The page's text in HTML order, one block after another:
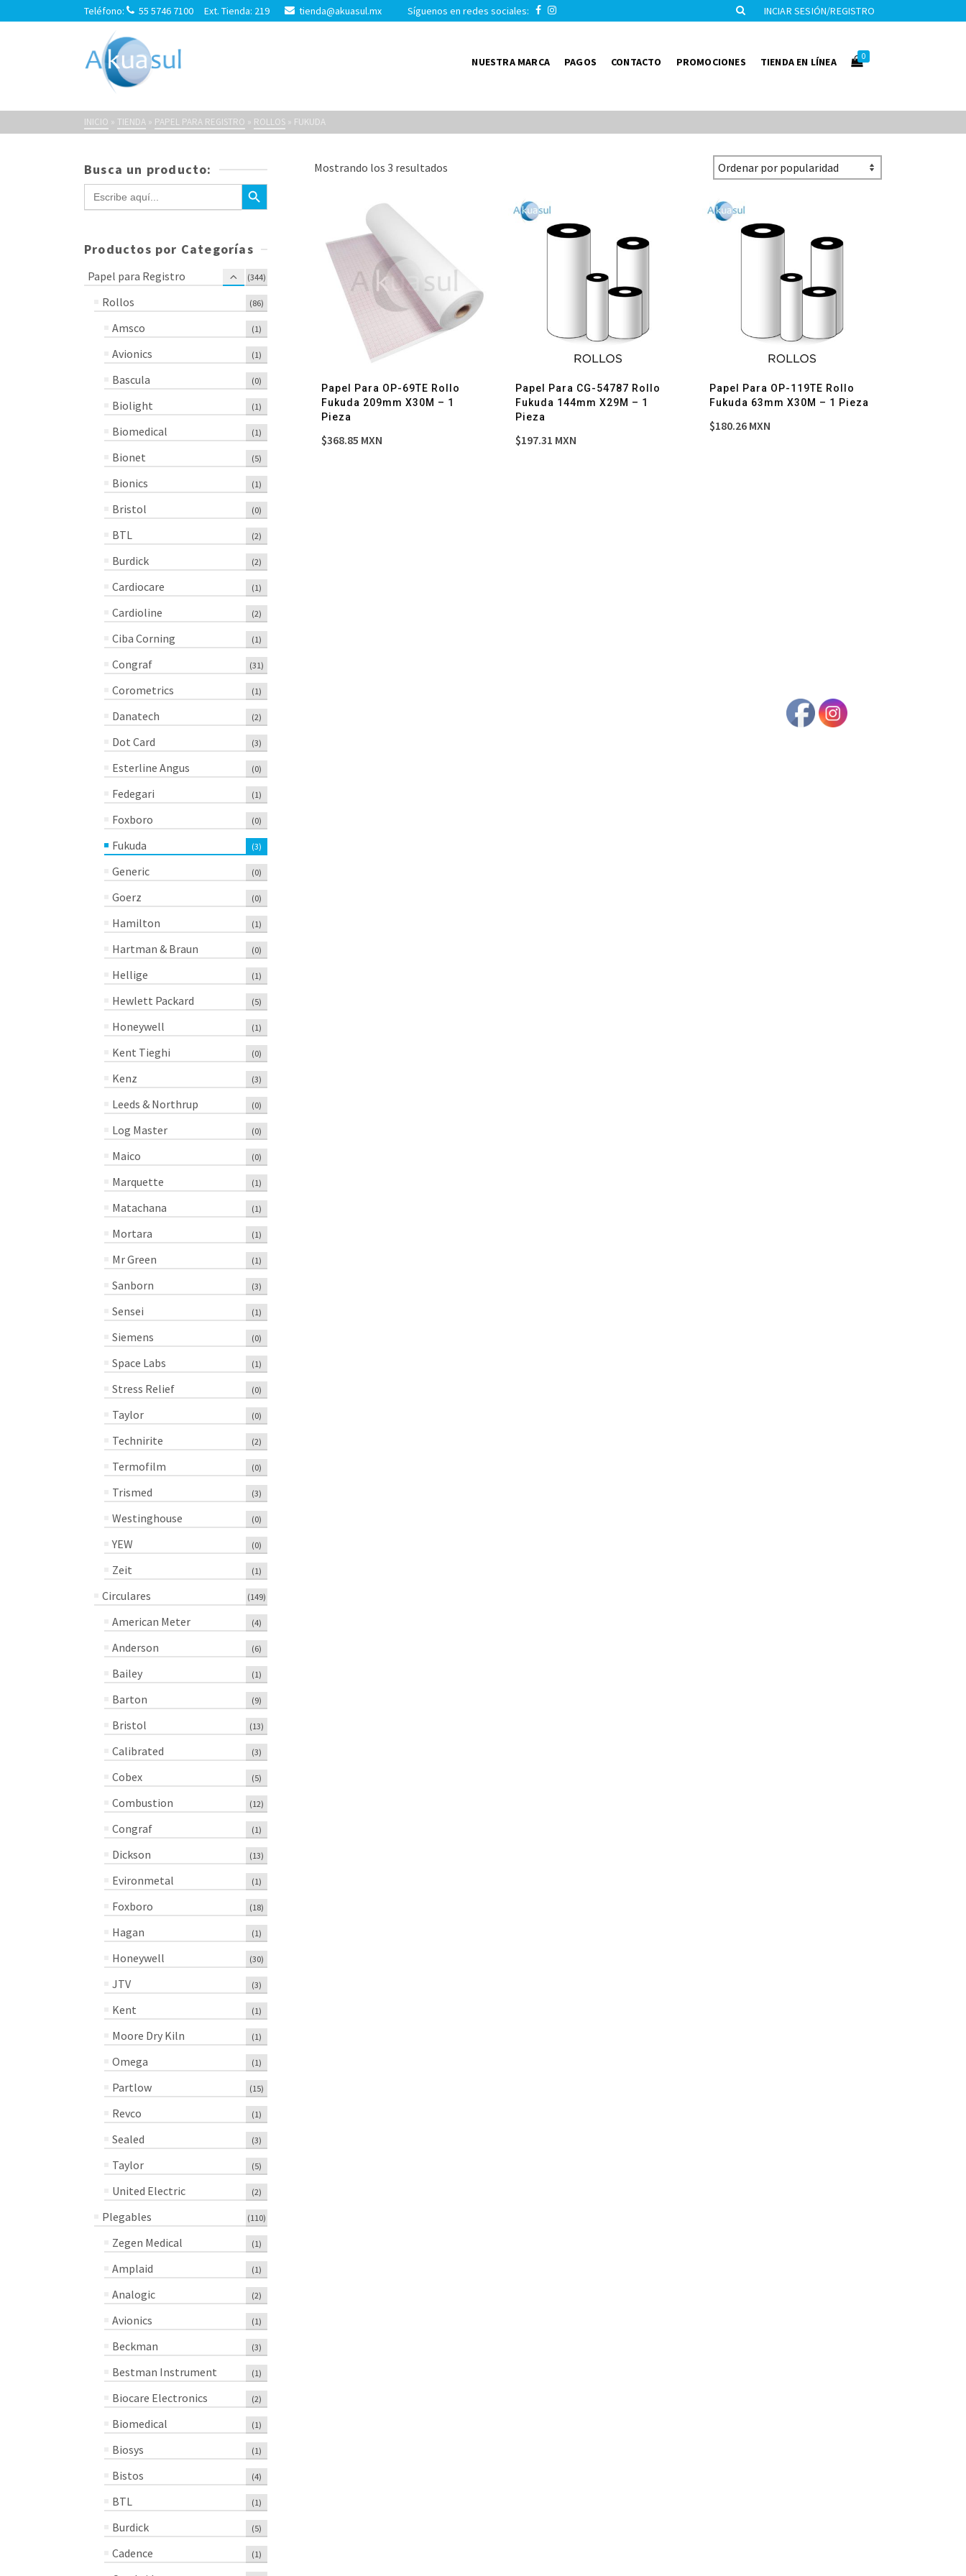
Teléfono: 55 5746 7100 Ext. Tienda: 219 tienda@akuasul.mx Síguenos en redes sociales: INCIAR SESIÓN/REGISTRO
NUESTRA MARCA PAGOS CONTACTO PROMOCIONES TIENDA EN LÍNEA 0
INICIO » TIENDA » PAPEL PARA REGISTRO » ROLLOS » FUKUDA
Mostrando los 3 resultados
Papel Para OP-69TE Rollo
Fukuda 209mm X30M – 1
Pieza
$368.85 MXN
Papel Para CG-54787 Rollo
Fukuda 144mm X29M – 1
Pieza
$197.31 MXN
Papel Para OP-119TE Rollo
Fukuda 63mm X30M – 1 Pieza
$180.26MXN
Busca un producto:
Buscar: Botón de búsqueda
Productos por Categorías
Papel para Registro (344)
Rollos (86)
Amsco (1)
Avionics (1)
Bascula (0)
Biolight (1)
Biomedical (1)
Bionet (5)
Bionics (1)
Bristol (0)
BTL (2)
Burdick (2)
Cardiocare (1)
Cardioline (2)
Ciba Corning (1)
Congraf (31)
Corometrics (1)
Danatech (2)
Dot Card (3)
Esterline Angus (0)
Fedegari (1)
Foxboro (0)
Fukuda (3)
Generic (0)
Goerz (0)
Hamilton (1)
Hartman & Braun (0)
Hellige (1)
Hewlett Packard (5)
Honeywell (1)
Kent Tieghi (0)
Kenz (3)
Leeds & Northrup (0)
Log Master (0)
Maico (0)
Marquette (1)
Matachana (1)
Mortara (1)
Mr Green (1)
Sanborn (3)
Sensei (1)
Siemens (0)
Space Labs (1)
Stress Relief (0)
Taylor (0)
Technirite (2)
Termofilm (0)
Trismed (3)
Westinghouse (0)
YEW (0)
Zeit (1)
Circulares (149)
American Meter (4)
Anderson (6)
Bailey (1)
Barton (9)
Bristol (13)
Calibrated (3)
Cobex (5)
Combustion (12)
Congraf (1)
Dickson (13)
Evironmetal (1)
Foxboro (18)
Hagan (1)
Honeywell (30)
JTV (3)
Kent (1)
Moore Dry Kiln (1)
Omega (1)
Partlow (15)
Revco (1)
Sealed (3)
Taylor (5)
United Electric (2)
Plegables (110)
Zegen Medical (1)
Amplaid (1)
Analogic (2)
Avionics (1)
Beckman (3)
Bestman Instrument (1)
Biocare Electronics (2)
Biomedical (1)
Biosys (1)
Bistos (4)
BTL (1)
Burdick (5)
Cadence (1)